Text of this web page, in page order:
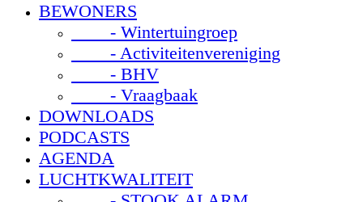
BEWONERS
- Wintertuingroep
- Activiteitenvereniging
- BHV
- Vraagbaak
DOWNLOADS
PODCASTS
AGENDA
LUCHTKWALITEIT